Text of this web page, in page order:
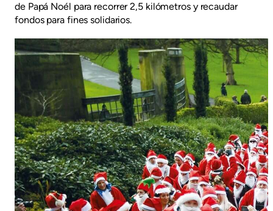
de Papá Noél para recorrer 2,5 kilómetros y recaudar
fondos para fines solidarios.